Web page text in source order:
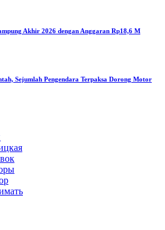
Akhir 2026 dengan Anggaran Rp18,6 M
Sejumlah Pengendara Terpaksa Dorong Motor